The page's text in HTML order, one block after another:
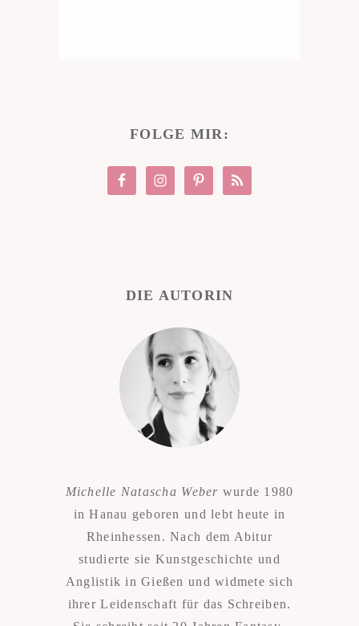
FOLGE MIR:
DIE AUTORIN
Michelle Natascha Weber wurde 1980
in Hanau geboren und lebt heute in
Rheinhessen. Nach dem Abitur
studierte sie Kunstgeschichte und
Anglistik in Gießen und widmete sich
ihrer Leidenschaft für das Schreiben.